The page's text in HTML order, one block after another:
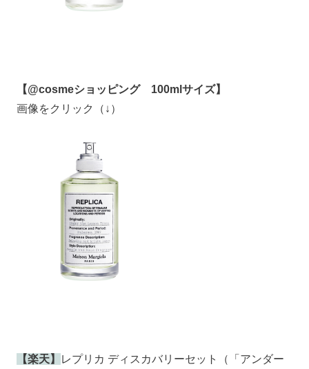
【@cosmeショッピング 100mlサイズ】
画像をクリック（↓）
【楽天】
レプリカ ディスカバリーセット（「アンダー